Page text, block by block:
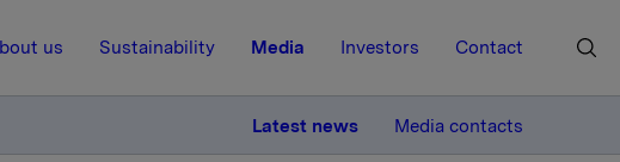
us Sustainability Media Investors Contact
Latest news Media contacts